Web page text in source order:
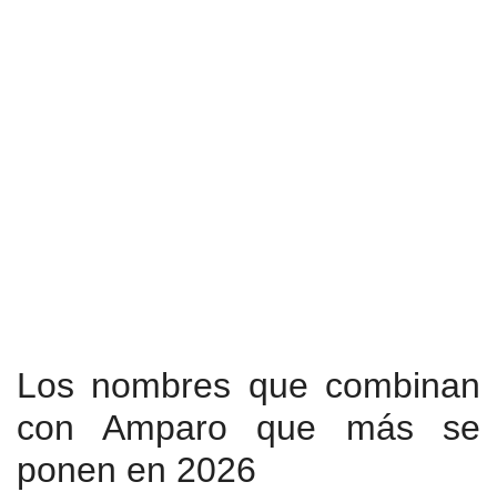
Los nombres que combinan
con Amparo que más se
ponen en 2026